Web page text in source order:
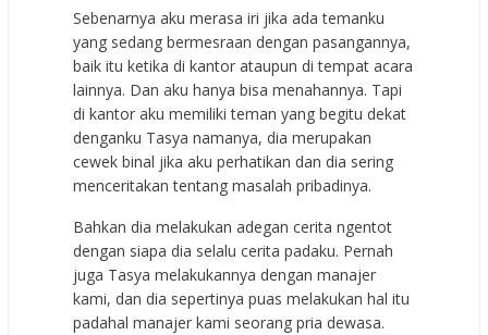
Sebenarnya aku merasa iri jika ada temanku
yang sedang bermesraan dengan pasangannya,
baik itu ketika di kantor ataupun di tempat acara
lainnya. Dan aku hanya bisa menahannya. Tapi
di kantor aku memiliki teman yang begitu dekat
denganku Tasya namanya, dia merupakan
cewek binal jika aku perhatikan dan dia sering
menceritakan tentang masalah pribadinya.
Bahkan dia melakukan adegan cerita ngentot
dengan siapa dia selalu cerita padaku. Pernah
juga Tasya melakukannya dengan manajer
kami, dan dia sepertinya puas melakukan hal itu
padahal manajer kami seorang pria dewasa.